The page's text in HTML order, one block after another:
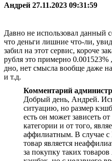
Андрей 27.11.2023 09:31:59
Давно не использовал данный
что деньги лишние что-ли,
забил на этот сервис, короче
рубля это примерно
дно, нет смысла вообще даже
и т.д.
Комментарий
Добрый день, Андрей.
ситуацию, но размер
есть он может зависеть
категории и от того,
аффилиатным. В случае
товар является
за покупку таких